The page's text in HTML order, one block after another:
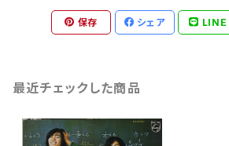
保存 シェア LINE
最近チェックした商品